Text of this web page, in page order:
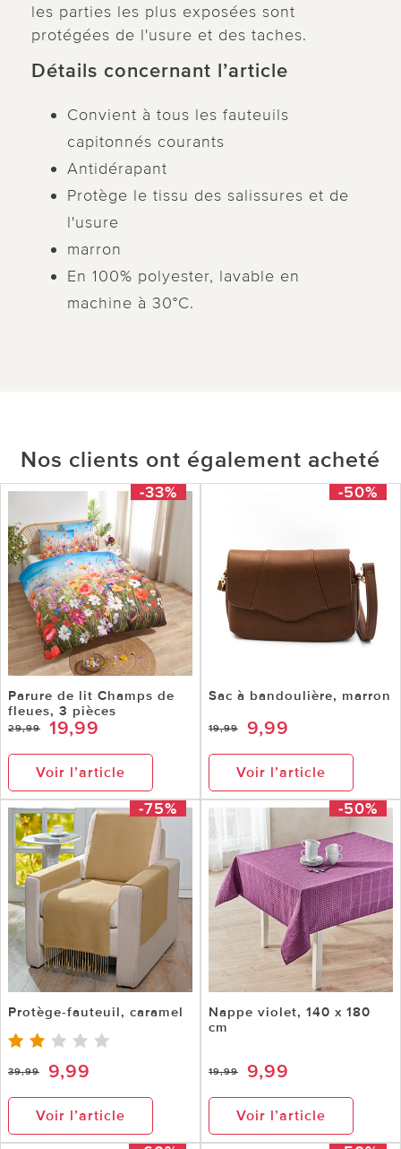
les parties les plus exposées sont
protégées de l'usure et des taches.
Détails concernant l’article
Convient à tous les fauteuils
capitonnés courants
Antidérapant
Protège le tissu des salissures et de
l'usure
marron
En 100% polyester, lavable en
machine à 30°C.
Nos clients ont également acheté
-33%
Parure de lit Champs de
fleues, 3 pièces
29,99 19,99
Voir l’article
-50%
Sac à bandoulière, marron
19,99 9,99
Voir l’article
-75%
Protège-fauteuil, caramel
39,99 9,99
Voir l’article
-50%
Nappe violet, 140 x 180
cm
19,99 9,99
Voir l’article